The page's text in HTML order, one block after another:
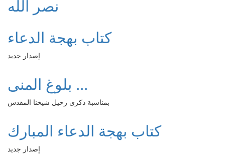
نصر الله
كتاب بهجة الدعاء
إصدار جديد
بلوغ المنى ...
بمناسبة ذكرى رحيل شيخنا المقدس
كتاب بهجة الدعاء المبارك
إصدار جديد